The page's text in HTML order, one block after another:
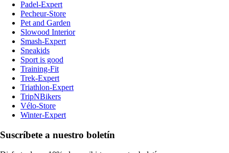
Padel-Expert
Pecheur-Store
Pet and Garden
Slowood Interior
Smash-Expert
Sneakids
Sport is good
Training-Fit
Trek-Expert
Triathlon-Expert
TripNBikers
Vélo-Store
Winter-Expert
Suscríbete a nuestro boletín